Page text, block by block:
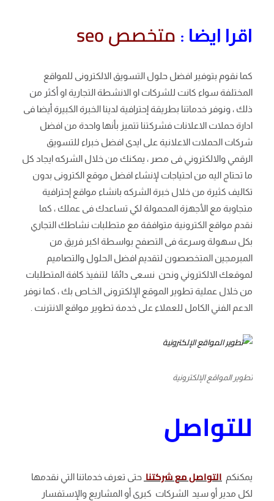
اقرا ايضا : متخصص seo
كما نقوم بتوفير افضل حلول التسويق الالكترونى للمواقع
المختلفة سواء كانت للشركات او الانشطة التجارية او أكثر من
ذلك ، ونوفر خدماتنا بطريقة إحترافية لدينا الخبرة الكبيرة أيضا فى
ادارة حملات الاعلانات فشركتنا تتميز بأنها واحدة من افضل
شركات الحملات الاعلانية على ايدى افضل خبراء للتسويق
الرقمي والالكتروني فى مصر ، يمكنك من خلال الشركه ايجاد كل
ما تحتاج اليه من احتياجات لإنشاء افضل موقع الكترونى بدون
تكاليف كثيرة من خلال خبرة الشركه بانشاء مواقع إحترافية
متجاوبة مع الأجهزة المحمولة لكي تساعدك فى عملك ، كما
نقدم مواقع الكترونية متوافقة مع متطلبات نشاطك التجاري
بكل سهولة وسرعة فى التصفح بواسطة اكبر فريق من
المبرمجين المتخصصون لتقديم افضل الحلول والتصاميم
لموقعك الالكتروني ونحن نسعى دائمًا لتنفيذ كافة المتطلبات
من خلال عملية تطوير الموقع الإلكترونى الخـاص بك ، كما نوفر
الدعم الفني الكامل للعملاء على خدمة تطوير مواقع الانترنت .
تطوير المواقع الإلكترونية
للتواصل
يمكنكم التواصل مع شركتنا حتى تعرف خدماتنا التي نقدمها
لكل مدير أو سيد الشركات كبرى أو المشاريع والإستفسار